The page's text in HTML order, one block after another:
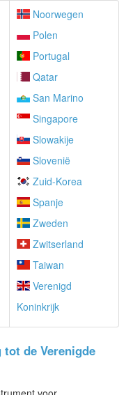
Noorwegen
Polen
Portugal
Qatar
San Marino
Singapore
Slowakije
Slovenië
Zuid-Korea
Spanje
Zweden
Zwitserland
Taiwan
Verenigd
Koninkrijk
tot de Verenigde